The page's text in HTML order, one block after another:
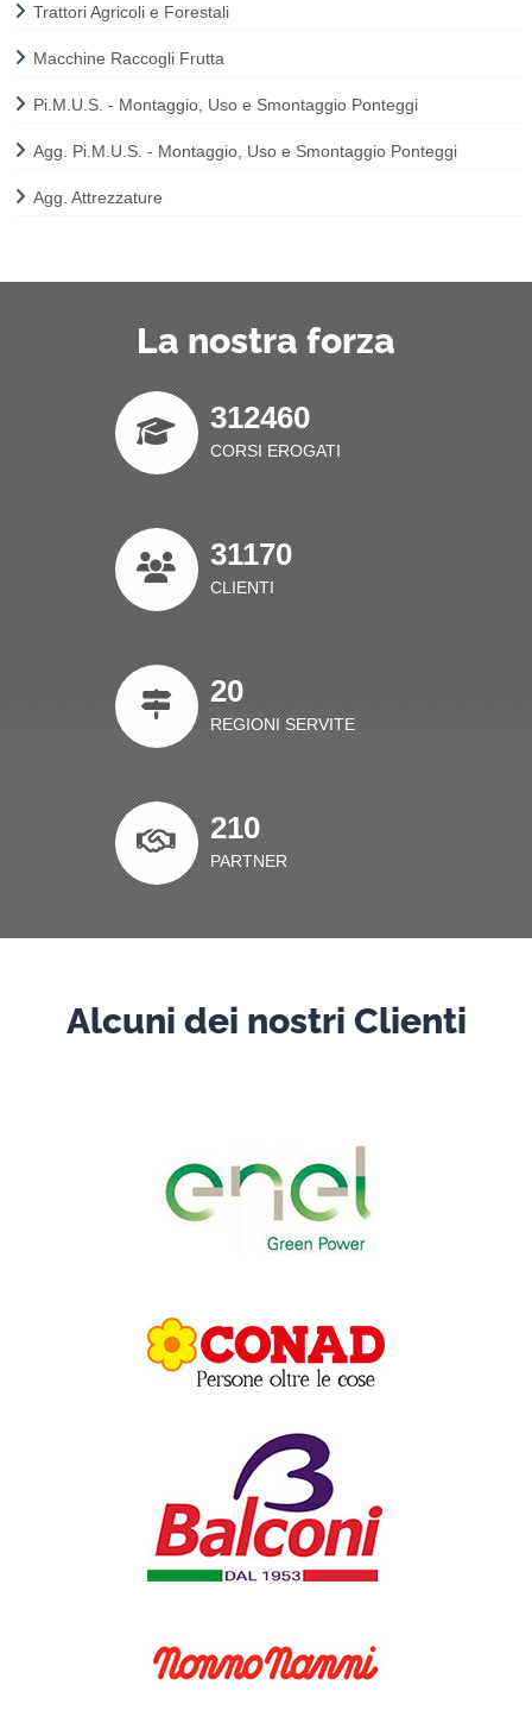
Trattori Agricoli e Forestali
Macchine Raccogli Frutta
Pi.M.U.S. - Montaggio, Uso e Smontaggio Ponteggi
Agg. Pi.M.U.S. - Montaggio, Uso e Smontaggio Ponteggi
Agg. Attrezzature
La nostra forza
312460
CORSI EROGATI
31170
CLIENTI
20
REGIONI SERVITE
210
PARTNER
Alcuni dei nostri Clienti